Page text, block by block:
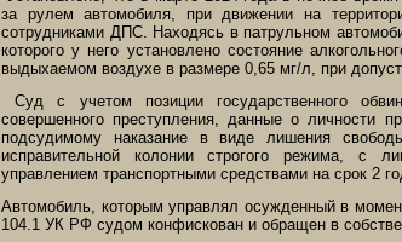
за рулем автомобиля, при движении на
сотрудниками ДПС. Находясь в патрульном
которого у него установлено состояние
выдыхаемом воздухе в размере 0,65 мг/л, при
Суд с учетом позиции государственного
совершенного преступления, данные о личности
подсудимому наказание в виде лишения
исправительной колонии строгого режима, с
управлением транспортными средствами на срок 2
Автомобиль, которым управлял осужденный в
104.1 УК РФ судом конфискован и обращен в